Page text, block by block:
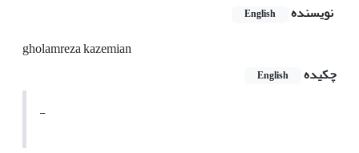
نویسنده English
gholamreza kazemian
چکیده
English
-